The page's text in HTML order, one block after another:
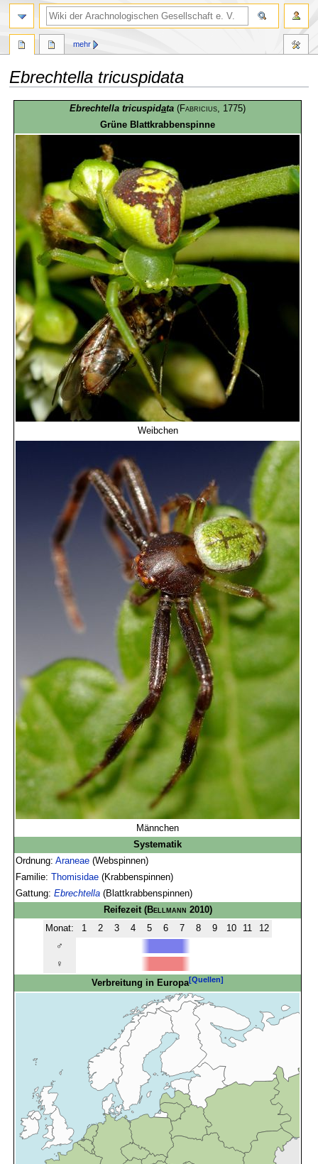
Ebrechtella tricuspidata
springen
springen
Ebrechtella tricuspidata (Fabricius , 1775)
Grüne Blattkrabbenspinne
Weibchen
Männchen
Systematik
Ordnung:Araneae (Webspinnen)
Familie:Thomisidae (Krabbenspinnen)
Gattung:Ebrechtella (Blattkrabbenspinnen)
Reifezeit (Bellmann 2010)
Monat:
1 2 3 4 5 6 7 8 9 10 11
12
♂
♀
Verbreitung in Europa[Quellen]
mehr